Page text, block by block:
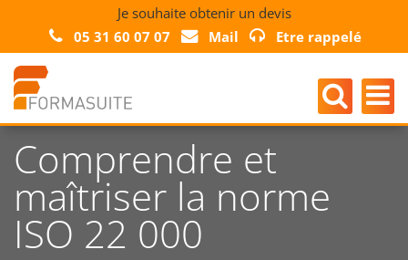
Je souhaite obtenir un devis
05 31 60 07 07
Mail Etre rappelé
Comprendre et
maîtriser la norme
ISO 22 000